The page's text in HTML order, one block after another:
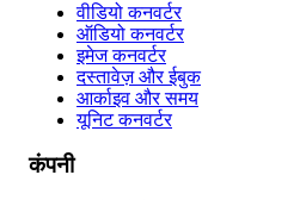
वीडियो कनवर्टर
ऑडियो कनवर्टर
इमेज कनवर्टर
दस्तावेज़ और ईबुक
आर्काइव और समय
यूनिट कनवर्टर
कंपनी